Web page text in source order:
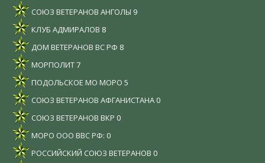
СОЮЗ ВЕТЕРАНОВ АНГОЛЫ 9
КЛУБ АДМИРАЛОВ 8
ДОМ ВЕТЕРАНОВ ВС РФ 8
МОРПОЛИТ7
ПОДОЛЬСКОЕ МО МОРО 5
СОЮЗ ВЕТЕРАНОВ АФГАНИСТАНА 0
СОЮЗ ВЕТЕРАНОВ ВКР 0
МОРО ООО ВВС РФ: 0
РОССИЙСКИЙ СОЮЗ ВЕТЕРАНОВ 0